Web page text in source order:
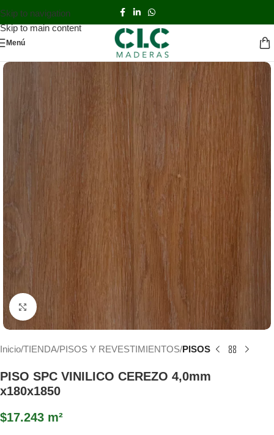
Skip to navigation
Skip to main content
Menú
Haga Click para agrandar
Inicio TIENDA PISOS Y REVESTIMIENTOS PISOS
PISO SPC VINILICO CEREZO 4,0mm
x180x1850
$17.243 m²